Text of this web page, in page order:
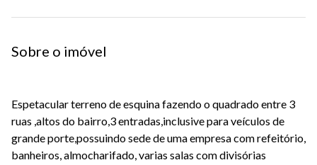
Sobre o imóvel
Espetacular terreno de esquina fazendo o quadrado entre 3
ruas ,altos do bairro,3 entradas,inclusive para veículos de
grande porte,possuindo sede de uma empresa com refeitório,
banheiros, almocharifado, varias salas com divisórias